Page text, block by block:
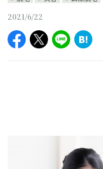
2021/6/22